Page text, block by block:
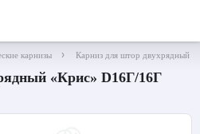
карнизы Карниз для штор двухрядный
«Крис» D16Г/16Г